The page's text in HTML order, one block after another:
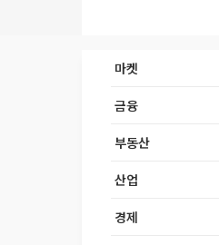
마켓
금융
부동산
산업
경제